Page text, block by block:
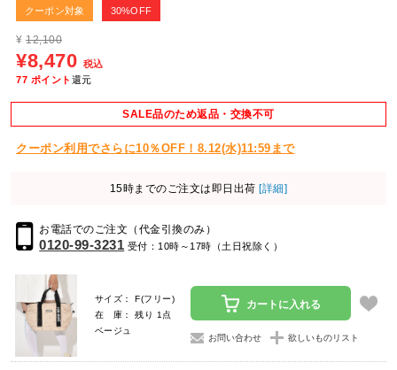
クーポン対象 30%OFF
¥ 12,100
¥8,470 税込
77 ポイント 還元
SALE品のため返品・交換不可
クーポン利用でさらに10％OFF！8.12(水)11:59まで
15時までのご注文は即日出荷 [詳細]
お電話でのご注文（代金引換のみ）
0120-99-3231 受付：10時～17時（土日祝除く）
サイズ： F(フリー)
在 庫： 残り 1点
ベージュ
カートに入れる
お問い合わせ 欲しいものリスト